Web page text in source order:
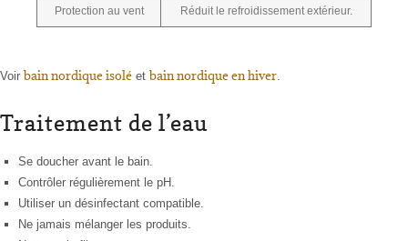
Protection au vent Réduit le refroidissement extérieur.
Voir bain nordique isolé et bain nordique en hiver
Traitement de l’eau
Se doucher avant le bain.
Contrôler régulièrement le pH.
Utiliser un désinfectant compatible.
Ne jamais mélanger les produits.